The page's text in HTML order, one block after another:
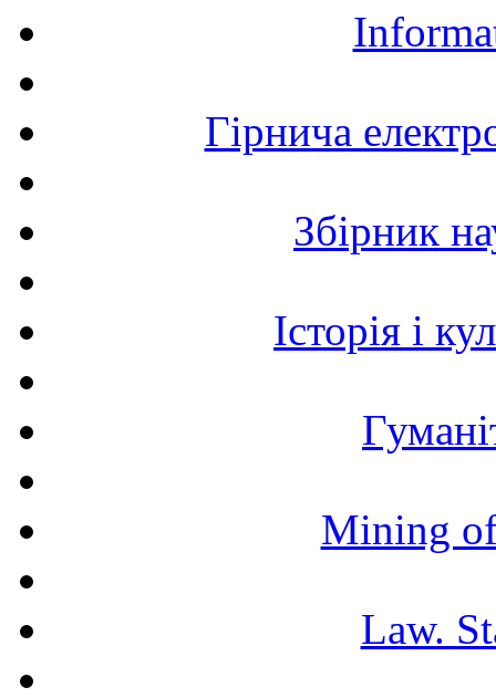
Гірнича
Збірник
Історія і
Mining
Law.